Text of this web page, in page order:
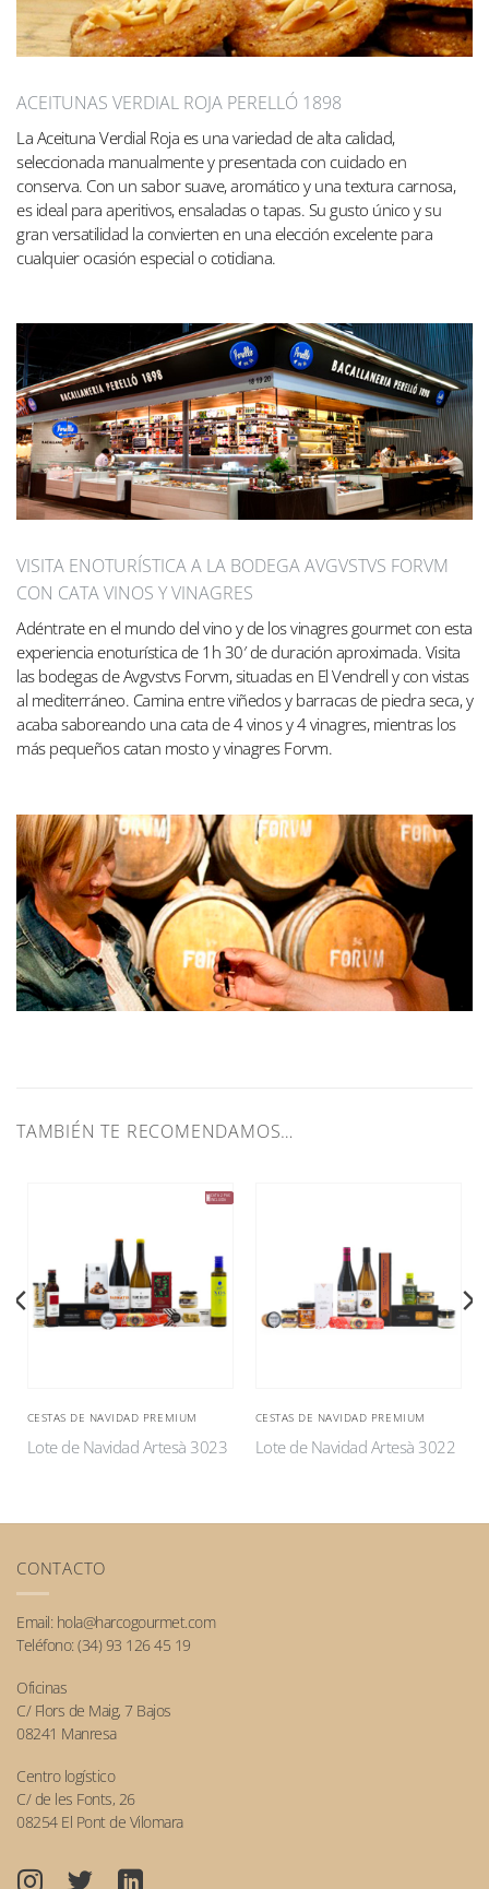
ACEITUNAS VERDIAL ROJA PERELLÓ 1898
La Aceituna Verdial Roja es una variedad de alta calidad,
seleccionada manualmente y presentada con cuidado en
conserva. Con un sabor suave, aromático y una textura carnosa,
es ideal para aperitivos, ensaladas o tapas. Su gusto único y su
gran versatilidad la convierten en una elección excelente para
cualquier ocasión especial o cotidiana.
VISITA ENOTURÍSTICA A LA BODEGA AVGVSTVS FORVM
CON CATA VINOS Y VINAGRES
Adéntrate en el mundo del vino y de los vinagres gourmet con esta
experiencia enoturística de 1h 30′ de duración aproximada. Visita
las bodegas de Avgvstvs Forvm, situadas en El Vendrell y con vistas
al mediterráneo. Camina entre viñedos y barracas de piedra seca, y
acaba saboreando una cata de 4 vinos y 4 vinagres, mientras los
más pequeños catan mosto y vinagres Forvm.
TAMBIÉN TE RECOMENDAMOS…
CESTAS DE NAVIDAD PREMIUM
Lote de Navidad Artesà 3023
CESTAS DE NAVIDAD PREMIUM
Lote de Navidad Artesà 3022
CONTACTO
Email: hola@harcogourmet.com
Teléfono: (34) 93 126 45 19
Oficinas
C/ Flors de Maig, 7 Bajos
08241 Manresa
Centro logístico
C/ de les Fonts, 26
08254 El Pont de Vilomara